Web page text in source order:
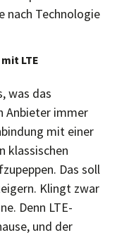
nach Technologie
LTE
was das
Anbieter immer
mit einer
klassischen
Das soll
Klingt zwar
Denn LTE-
und der